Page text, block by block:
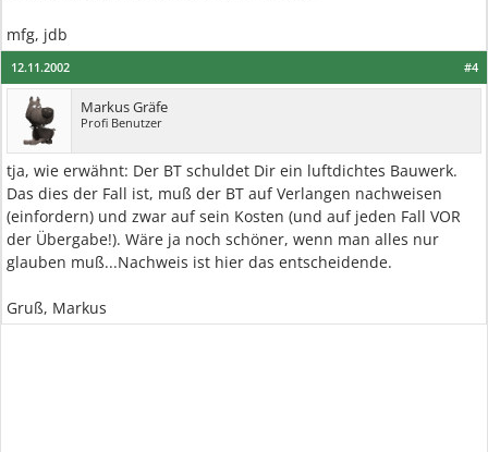
mfg, jdb
#4
12.11.2002
Markus Gräfe
Profi Benutzer
tja, wie erwähnt: Der BT schuldet Dir ein luftdichtes Bauwerk.
Das dies der Fall ist, muß der BT auf Verlangen nachweisen
(einfordern) und zwar auf sein Kosten (und auf jeden Fall VOR
der Übergabe!). Wäre ja noch schöner, wenn man alles nur
glauben muß...Nachweis ist hier das entscheidende.
Gruß, Markus